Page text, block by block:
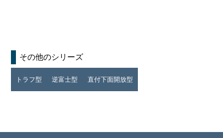
その他のシリーズ
トラフ型 逆富士型 直付下面開放型